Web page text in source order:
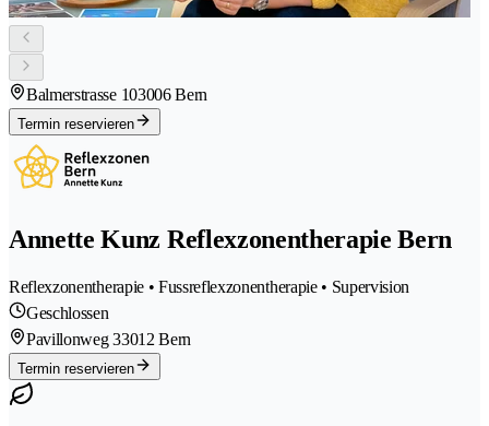
Balmerstrasse 103006 Bern
Termin reservieren
Annette Kunz Reflexzonentherapie Bern
Reflexzonentherapie • Fussreflexzonentherapie • Supervision
Geschlossen
Pavillonweg 33012 Bern
Termin reservieren